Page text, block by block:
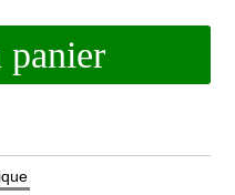
panier